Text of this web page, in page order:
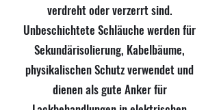
verdreht oder verzerrt sind.
Unbeschichtete Schläuche werden für
Sekundärisolierung, Kabelbäume,
physikalischen Schutz verwendet und
dienen als gute Anker für